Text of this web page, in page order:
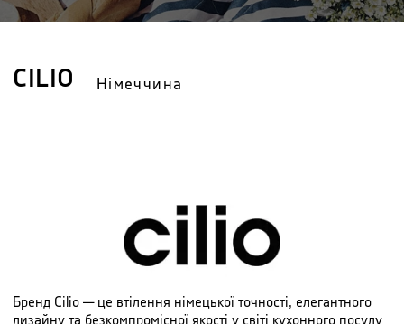
CILIO Німеччина
Бренд Cilio — це втілення німецької точності, елегантного
дизайну та безкомпромісної якості у світі кухонного посуду